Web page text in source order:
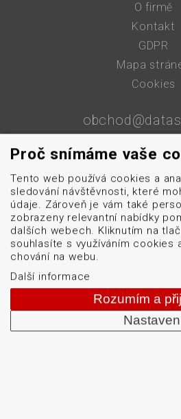
O firmě
Kontakt
GDPR
Mapa
Cookies
+420 513
Od roku 1992 dodáváme
čárových kódů: snímače
a etiket, mobilní terminály,
strojového vidění, software,
barvicí pásky. Školíme a
specializaci patří:
čárových kódů, tiskárny
Proč snímáme vaše
Tento web používá cookies a
sledování návštěvnosti, které
údaje. Zároveň je vám také
zobrazeny relevantní nabídky
dalších webech. Kliknutím na
souhlasíte s využíváním cookies
chování na webu.
Další informace
Rozumím a